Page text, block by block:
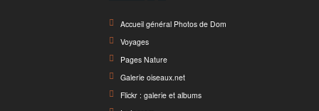
Accueil général Photos de Dom
Voyages
Pages Nature
Galerie oiseaux.net
Flickr : galerie et albums